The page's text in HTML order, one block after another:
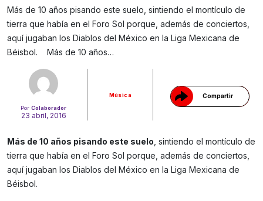
PorColaborador
23 abril, 2016
Música Compartir
Gracias!
Más de 10 años pisando este suelo, sintiendo el montículo de
tierra que había en el Foro Sol porque, además de conciertos,
aquí jugaban los Diablos del México en la Liga Mexicana de
Béisbol. Más de 10 años…
Más de 10 años pisando este suelo, sintiendo el montículo de
tierra que había en el Foro Sol porque, además de conciertos,
aquí jugaban los Diablos del México en la Liga Mexicana de
Béisbol.